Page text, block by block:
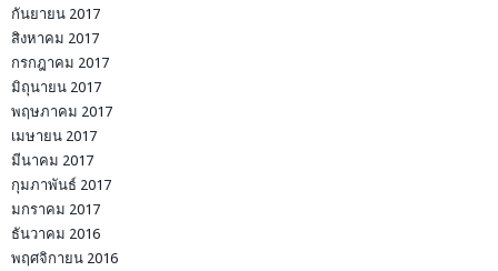
กันยายน 2017
สิงหาคม 2017
กรกฎาคม 2017
มิถุนายน 2017
พฤษภาคม 2017
เมษายน 2017
มีนาคม 2017
กุมภาพันธ์ 2017
มกราคม 2017
ธันวาคม 2016
พฤศจิกายน 2016